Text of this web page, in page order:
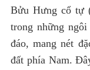
Bửu Hưng cổ tự
trong những
đáo, mang nét
đất phía Nam.